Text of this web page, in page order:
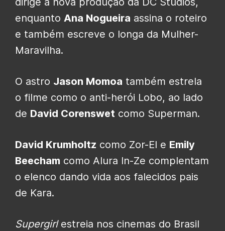
enquanto Ana Nogueira assina o roteiro
e também escreve o longa da Mulher-
Maravilha.
O astro Jason Momoa também estrela
o filme como o anti-herói Lobo, ao lado
de David Corenswet como Superman.
David Krumholtz como Zor-El e Emily
Beecham como Alura In-Ze complentam
o elenco dando vida aos falecidos pais
de Kara.
Supergirl estreia nos cinemas do Brasil